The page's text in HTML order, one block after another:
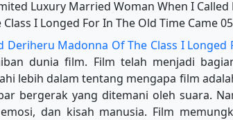
Madonna Of The Class I Longed
dunia film. Film telah menjadi
lebih dalam tentang mengapa film
bergerak yang ditemani oleh suara.
dan kisah manusia. Film